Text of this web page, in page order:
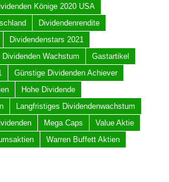
Könige 2020 USA
Dividendenrendite
Dividendenstars 2021
Dividenden Wachstum
Gastartikel
Günstige Dividenden Achiever
Hohe Dividende
Langfristiges Dividendenwachstum
Mega Caps
Value Aktie
Warren Buffett Aktien